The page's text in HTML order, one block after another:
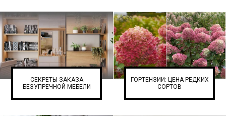
СЕКРЕТЫ ЗАКАЗА
БЕЗУПРЕЧНОЙ МЕБЕЛИ
ГОРТЕНЗИИ: ЦЕНА РЕДКИХ
СОРТОВ